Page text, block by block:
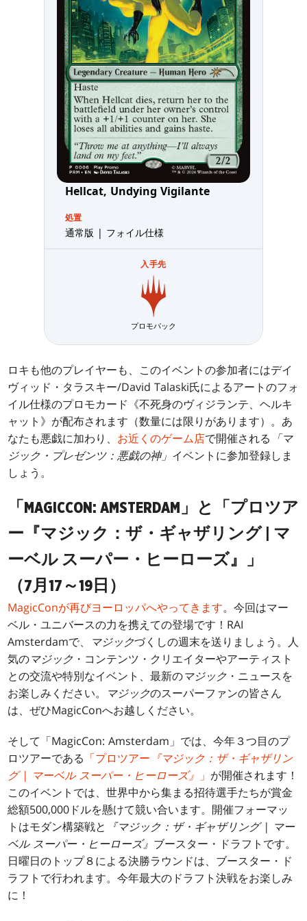
Hellcat, Undying Vigilante
処置
通常版 | フォイル仕様
入手先
プロモパック
ロキも他のプレイヤーも、このイベントの参加者にはデイ
ヴィッド・タラスキー/David Talaski氏によるアートのフォ
イル仕様のプロモカード《不死身のヴィジランテ、ヘルキ
ャット》が配布されます（数量には限りがあります）。あ
なたも悪戯に加わり、 お近くのゲーム店で開催される 「マ
ジック・プレゼンツ：悪戯の神」 イベントに参加登録しま
しょう。
「MAGICCON: AMSTERDAM」と「プロツア
ー『マジック：ザ・ギャザリング | マ
ーベル スーパー・ヒーローズ』」
（7月17～19日）
MagicConが再びヨーロッパへやってきます。今回はマー
ベル・ユニバースの力を携えての登場です！RAI
Amsterdamで、
マジックづくしの週末を送りましょう。人
気のマジック ・コンテンツ・クリエイターやアーティスト
との交流や特別なイベント、最新のマジック ・ニュースを
お楽しみください。
マジックのスーパーファンの皆さん
は、ぜひMagicConへお越しください。
そして「MagicCon: Amsterdam」では、今年３つ目のプ
ロツアーである 「プロツアー 『マジック：ザ・ギャザリン
グ | マーベル スーパー・ヒーローズ』 」 が開催されます！
このイベントでは、世界中から集まる招待選手たちが賞金
総額500,000ドルを懸けて競い合います。開催フォーマッ
トはモダン構築戦と
『マジック：ザ・ギャザリング | マー
ベル スーパー・ヒーローズ』 ブースター・ドラフトです。
日曜日のトップ８による決勝ラウンドは、ブースター・ド
ラフトで行われます。今年最大のドラフト決戦をお楽しみ
に！